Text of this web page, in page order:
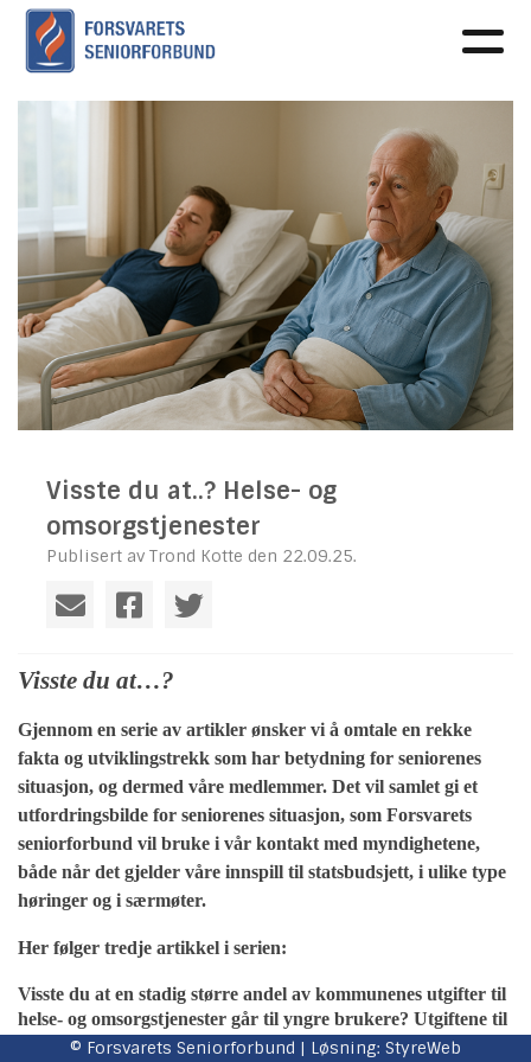
Visste du at..? Helse- og
omsorgstjenester
Publisert av Trond Kotte den 22.09.25.
Visste du at…?
Gjennom en serie av artikler ønsker vi å omtale en rekke
fakta og utviklingstrekk som har betydning for seniorenes
situasjon, og dermed våre medlemmer. Det vil samlet gi et
utfordringsbilde for seniorenes situasjon, som Forsvarets
seniorforbund vil bruke i vår kontakt med myndighetene,
både når det gjelder våre innspill til statsbudsjett, i ulike type
høringer og i særmøter.
Her følger tredje artikkel i serien:
Visste du at en stadig større andel av kommunenes utgifter til
helse- og omsorgstjenester går til yngre brukere? Utgiftene til
yngreomsorgen øker, på bekostning av eldreomsorgen.
© Forsvarets Seniorforbund | Løsning: StyreWeb